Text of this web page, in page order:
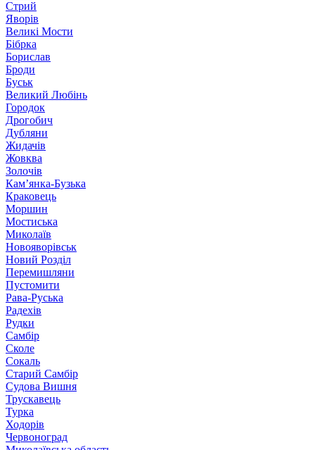
Стрий
Яворів
Великі Мости
Бібрка
Борислав
Броди
Буськ
Великий Любінь
Городок
Дрогобич
Дубляни
Жидачів
Жовква
Золочів
Кам’янка-Бузька
Краковець
Моршин
Мостиська
Миколаїв
Новояворівськ
Новий Розділ
Перемишляни
Пустомити
Рава-Руська
Радехів
Рудки
Самбір
Сколе
Сокаль
Старий Самбір
Судова Вишня
Трускавець
Турка
Ходорів
Червоноград